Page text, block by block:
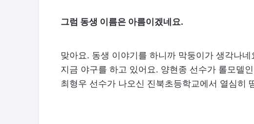
그럼 동생 이름은 아름이겠네요.
맞아요. 동생 이야기를 하니까 막둥이가 생각나
지금 야구를 하고 있어요. 양현종 선수가 롤모델
최형우 선수가 나오신 진북초등학교에서 열심히